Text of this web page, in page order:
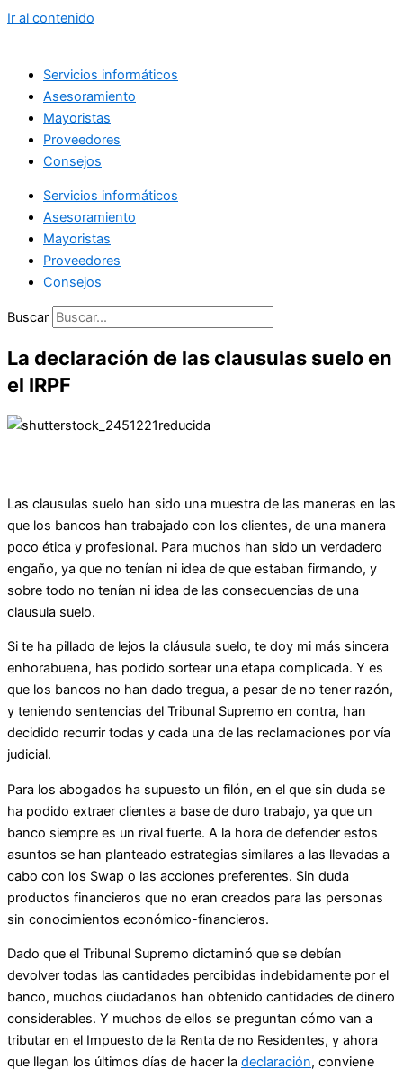
Ir al contenido
Servicios informáticos
Asesoramiento
Mayoristas
Proveedores
Consejos
Servicios informáticos
Asesoramiento
Mayoristas
Proveedores
Consejos
Buscar
La declaración de las clausulas suelo en
el IRPF
Las clausulas suelo han sido una muestra de las maneras en las
que los bancos han trabajado con los clientes, de una manera
poco ética y profesional. Para muchos han sido un verdadero
engaño, ya que no tenían ni idea de que estaban firmando, y
sobre todo no tenían ni idea de las consecuencias de una
clausula suelo.
Si te ha pillado de lejos la cláusula suelo, te doy mi más sincera
enhorabuena, has podido sortear una etapa complicada. Y es
que los bancos no han dado tregua, a pesar de no tener razón,
y teniendo sentencias del Tribunal Supremo en contra, han
decidido recurrir todas y cada una de las reclamaciones por vía
judicial.
Para los abogados ha supuesto un filón, en el que sin duda se
ha podido extraer clientes a base de duro trabajo, ya que un
banco siempre es un rival fuerte. A la hora de defender estos
asuntos se han planteado estrategias similares a las llevadas a
cabo con los Swap o las acciones preferentes. Sin duda
productos financieros que no eran creados para las personas
sin conocimientos económico-financieros.
Dado que el Tribunal Supremo dictaminó que se debían
devolver todas las cantidades percibidas indebidamente por el
banco, muchos ciudadanos han obtenido cantidades de dinero
considerables. Y muchos de ellos se preguntan cómo van a
tributar en el Impuesto de la Renta de no Residentes, y ahora
que llegan los últimos días de hacer la declaración, conviene